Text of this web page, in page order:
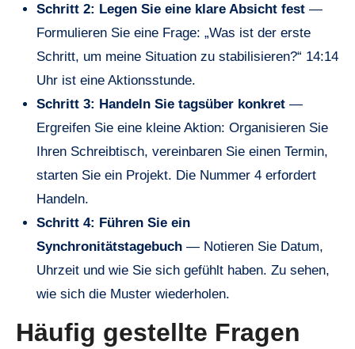
Schritt 2: Legen Sie eine klare Absicht fest—
Formulieren Sie eine Frage: „Was ist der erste
Schritt, um meine Situation zu stabilisieren?“ 14:14
Uhr ist eine Aktionsstunde.
Schritt 3: Handeln Sie tagsüber konkret—
Ergreifen Sie eine kleine Aktion: Organisieren Sie
Ihren Schreibtisch, vereinbaren Sie einen Termin,
starten Sie ein Projekt. Die Nummer 4 erfordert
Handeln.
Schritt 4: Führen Sie ein
Synchronitätstagebuch— Notieren Sie Datum,
Uhrzeit und wie Sie sich gefühlt haben. Zu sehen,
wie sich die Muster wiederholen.
Häufig gestellte Fragen